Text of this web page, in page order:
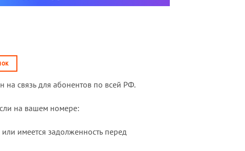
связь для абонентов по всей РФ.
на вашем номере:
имеется задолженность перед